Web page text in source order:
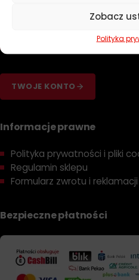
Zobacz
Polityka
TWOJE KONTO
Informacje prawne
Polityka prywatności i pliki
Regulamin sklepu
Formularz zwrotu i reklamacji
Bezpieczne płatności